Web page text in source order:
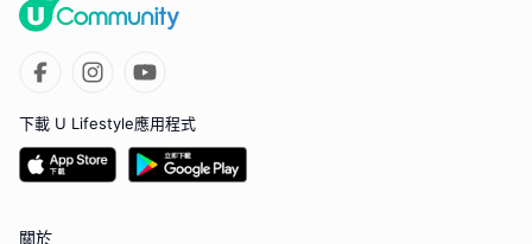
下載 U Lifestyle應用程式
關於